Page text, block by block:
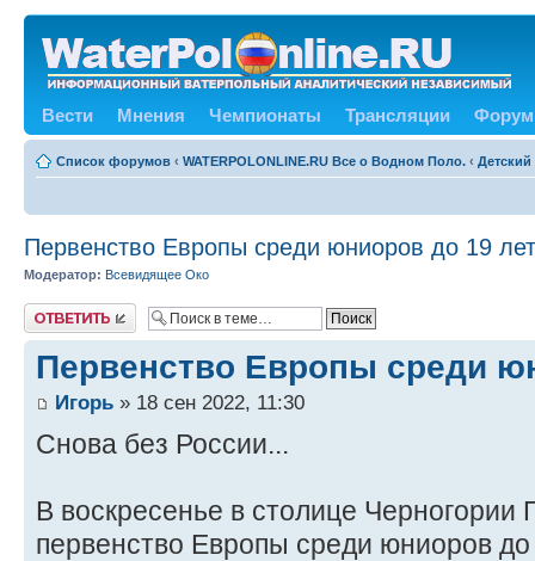
Вести Мнения Чемпионаты Трансляции Форум
Список форумов ‹ WATERPOLONLINE.RU Все о Водном Поло. ‹ Детский
Первенство Европы среди юниоров до 19
Модератор: Всевидящее Око
Ответить
Первенство Европы среди
Игорь » 18 сен 2022, 11:30
Снова без России...
В воскресенье в столице Черногории
первенство Европы среди юниоров до